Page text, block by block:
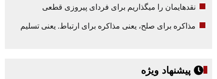
نقدهایمان را میگذاریم برای فردای پیروزی قطعی
مذاکره برای صلح، یعنی مذاکره برای ارتباط. یعنی تسلیم
پیشنهاد ویژه